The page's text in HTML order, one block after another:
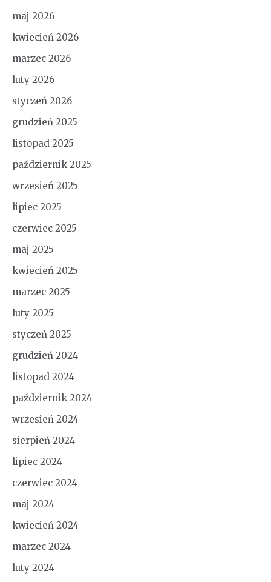
maj 2026
kwiecień 2026
marzec 2026
luty 2026
styczeń 2026
grudzień 2025
listopad 2025
październik 2025
wrzesień 2025
lipiec 2025
czerwiec 2025
maj 2025
kwiecień 2025
marzec 2025
luty 2025
styczeń 2025
grudzień 2024
listopad 2024
październik 2024
wrzesień 2024
sierpień 2024
lipiec 2024
czerwiec 2024
maj 2024
kwiecień 2024
marzec 2024
luty 2024